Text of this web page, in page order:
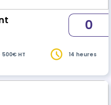
0
500€ HT 14 heures